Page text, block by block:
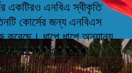
একটিরও এনবিএ স্বীকৃতি
কোর্সের জন্য এনবিএস
করেছে। ধাপে ধাপে অন্যান্য
আবেদন করা হবে।